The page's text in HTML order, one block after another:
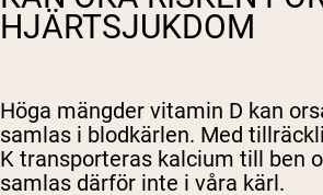
HJÄRTSJUKDOM
Höga mängder vitamin D kan
samlas i blodkärlen. Med
K transporteras kalcium till ben
samlas därför inte i våra kärl.